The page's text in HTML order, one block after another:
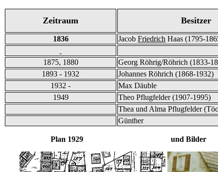
Zeitraum Besitzer
1836 Jacob Friedrich Haas (1795-
1875, 1880
Georg Röhrig/Röhrich (1833-
1893 - 1932
Johannes Röhrich (1868-1932)
1932 -
Max Däuble
1949
Theo Pflugfelder (1907-1995)
Thea und Alma Pflugfelder
Günther
Plan 1929 und Bilder